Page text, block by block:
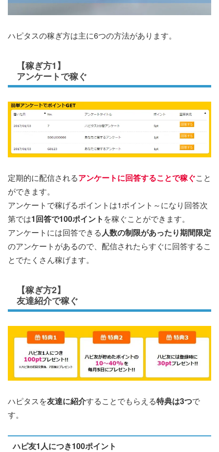
ハピタスの稼ぎ方は主に6つの方法があります。
【稼ぎ方1】
アンケートで稼ぐ
定期的に配信されるアンケートに回答することで稼ぐこと
ができます。
アンケートで稼げるポイントは1ポイント～になり回答次
第では1回答で100ポイント を稼ぐことができます。
アンケートには回答できる人数の制限があったり期間限定
のアンケートがあるので、配信されたらすぐに回答するこ
とでたくさん稼げます。
【稼ぎ方2】
友達紹介で稼ぐ
ハピタスを友達に紹介することでもらえる特典は3つで
す。
ハピ友1人につき100ポイント